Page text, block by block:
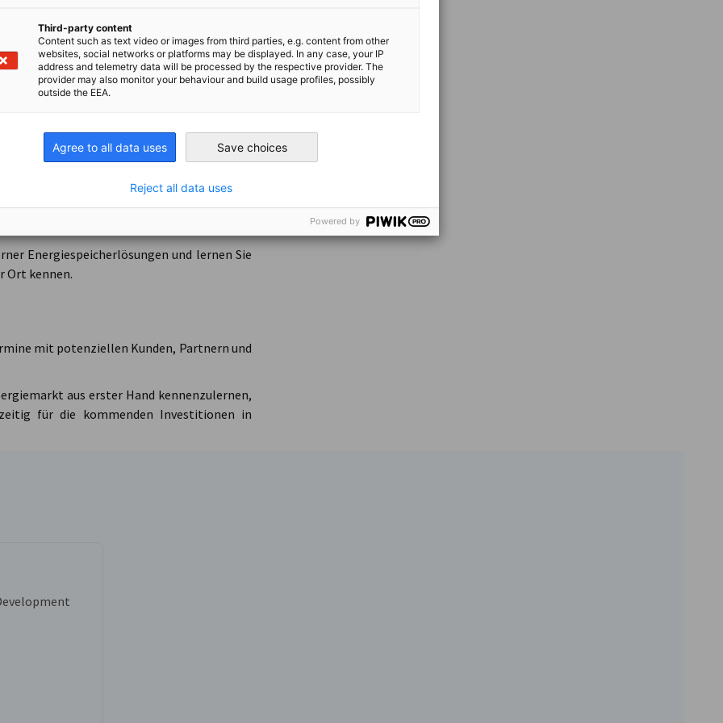
liefert fundierte Informationen zu
Darüber hinaus enthält sie
Entscheidungsträger.
irischen Fachpublikum zu präsentieren
und Projekte auszutauschen.
Energiespeicherlösungen und lernen Sie
Ort kennen.
mit potenziellen Kunden, Partnern und
aus erster Hand kennenzulernen,
für die kommenden Investitionen in
Third-party content
Content such as text video or images from third parties, e.g. content from other
websites, social networks or platforms may be displayed. In any case, your IP
address and telemetry data will be processed by the respective provider. The
provider may also monitor your behaviour and build usage profiles, possibly
outside the EEA.
Agree to all data uses Save choices
Reject all data uses
Powered by